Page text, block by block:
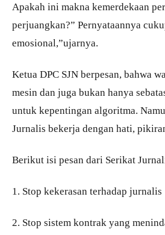
Apakah ini makna kemerdekaan
perjuangkan?” Pernyataannya
emosional,”ujarnya.
Ketua DPC SJN berpesan, bahwa
mesin dan juga bukan hanya
untuk kepentingan algoritma.
Jurnalis bekerja dengan hati,
Berikut isi pesan dari Serikat
1. Stop kekerasan terhadap jurnalis
2. Stop sistem kontrak yang